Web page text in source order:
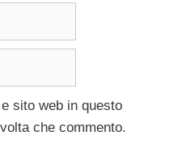
sito web in questo
che commento.